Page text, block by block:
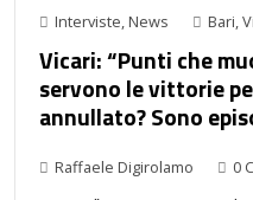
Interviste, News Bari,
Vicari: “Punti che
servono le vittorie
annullato? Sono
Raffaele Digirolamo 0